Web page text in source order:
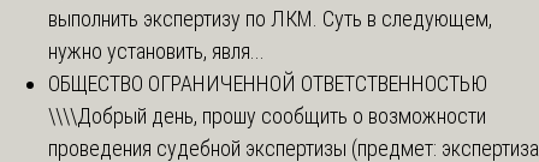
выполнить экспертизу по ЛКМ. Суть в следующем,
нужно установить, явля...
ОБЩЕСТВО ОГРАНИЧЕННОЙ ОТВЕТСТВЕННОСТЬЮ
\\\\Добрый день, прошу сообщить о возможности
проведения судебной экспертизы (предмет: экспертиза